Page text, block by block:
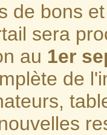
de bons
sera
au 1er
de